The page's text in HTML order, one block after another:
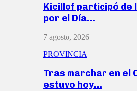
Kicillof participó de
por el Día…
7 agosto, 2026
PROVINCIA
Tras marchar en el
estuvo hoy…